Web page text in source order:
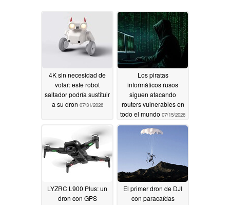
4K sin necesidad de
volar: este robot
saltador podría sustituir
a su dron 07/31/2026
Los piratas
informáticos rusos
siguen atacando
routers vulnerables en
todo el mundo 07/15/2026
LYZRC L900 Plus: un
dron con GPS
El primer dron de DJI
con paracaídas